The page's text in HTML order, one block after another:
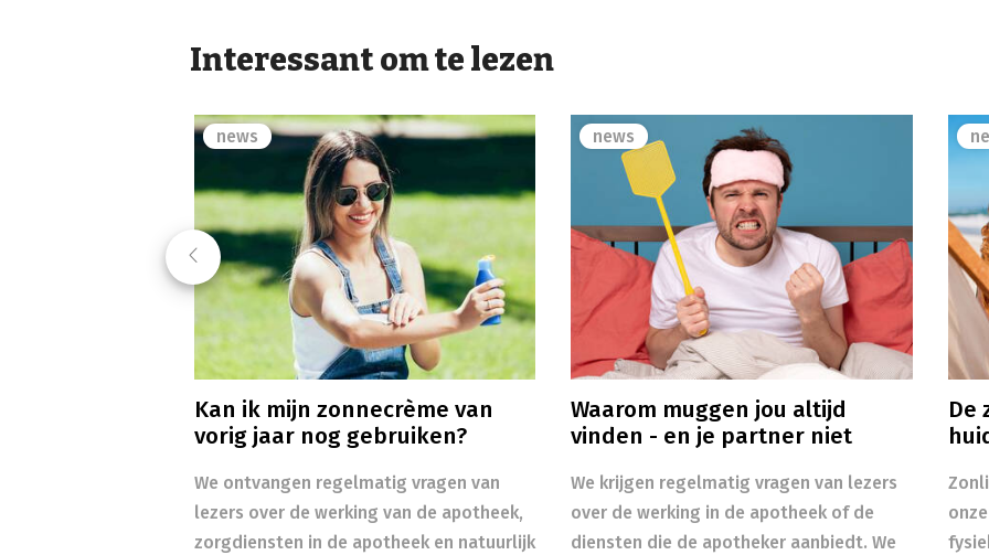
Interessant om te lezen
Previous
news
Kan ik mijn zonnecrème van
vorig jaar nog gebruiken?
We ontvangen regelmatig vragen van
lezers over de werking van de apotheek,
zorgdiensten in de apotheek en natuurlijk
news
Waarom muggen jou altijd
vinden - en je partner niet
We krijgen regelmatig vragen van lezers
over de werking in de apotheek of de
diensten die de apotheker aanbiedt. We
De